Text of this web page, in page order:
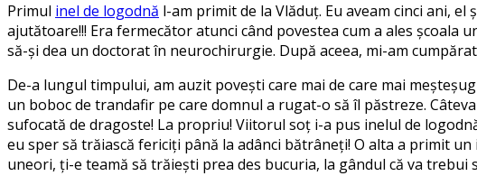
Primul inel de logodnă l-am primit de la Vlăduț. Eu aveam cinci ani,
ajutătoare!!! Era fermecător atunci când povestea cum a ales școala
să-și dea un doctorat în neurochirurgie. După aceea, mi-am
De-a lungul timpului, am auzit povești care mai de care mai
un boboc de trandafir pe care domnul a rugat-o să îl păstreze.
sufocată de dragoste! La propriu! Viitorul soț i-a pus inelul de
eu sper să trăiască fericiți până la adânci bătrâneți! O alta a primit
uneori, ți-e teamă să trăiești prea des bucuria, la gândul că va trebui